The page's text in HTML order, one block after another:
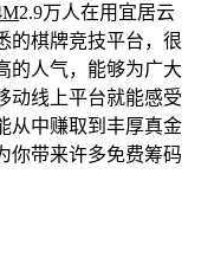
2.9万人在用 宜居云
的棋牌竞技平台，很
的人气，能够为广大
动线上平台就能感受
从中赚取到丰厚真金
你带来许多免费筹码